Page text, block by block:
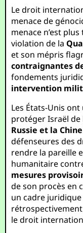
Le droit
menace de
menace n’est
violation de la
et son mépris
contraignantes
fondements
intervention
Les États-Unis
protéger Israël
Russie et la Chine
défenseures des
rendre la pareille
humanitaire
mesures
de son procès en
un cadre
le droit